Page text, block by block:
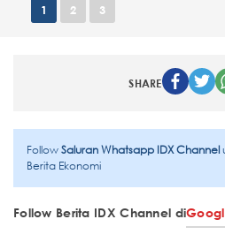
1 2 3
SHARE
FollowSaluran Whatsapp IDX Channel
Berita Ekonomi
Follow Berita IDX Channel di